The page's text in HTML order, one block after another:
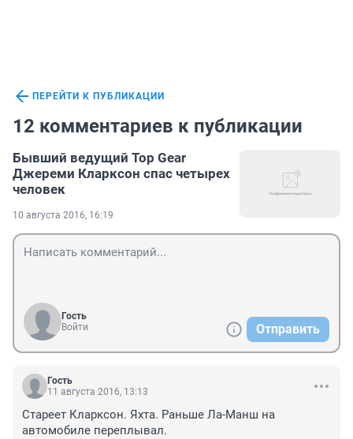
ПЕРЕЙТИ К ПУБЛИКАЦИИ
12 комментариев к публикации
Бывший ведущий Top Gear
Джереми Кларксон спас четырех
человек
10 августа 2016, 16:19
Гость
Войти
Отправить
Гость
11 августа 2016, 13:13
Стареет Кларксон. Яхта. Раньше Ла-Манш на
автомобиле переплывал.